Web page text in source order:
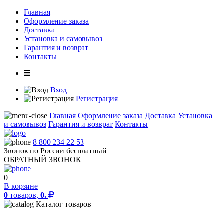
Главная
Оформление заказа
Доставка
Установка и самовывоз
Гарантия и возврат
Контакты
Вход
Регистрация
Главная Оформление заказа Доставка Установка
и самовывоз Гарантия и возврат Контакты
8 800 234 22 53
Звонок по России бесплатный
ОБРАТНЫЙ ЗВОНОК
0
В корзине
0 товаров, 0.
Каталог товаров